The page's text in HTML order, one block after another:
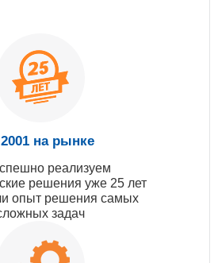
на рынке
реализуем
решения уже 25 лет
опыт решения самых
задач